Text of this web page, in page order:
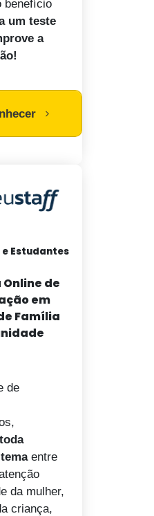
benefício
um teste
a
de
em
Família
Estudantes
de
entre
da mulher,
criança,